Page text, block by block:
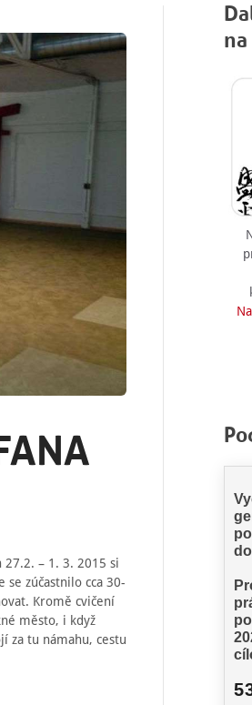
– 1. 3. 2015 si
se zúčastnilo cca 30-
Kromě cvičení
město, i když
za tu námahu, cestu